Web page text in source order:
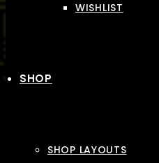
WISHLIST
SHOP
SHOP LAYOUTS